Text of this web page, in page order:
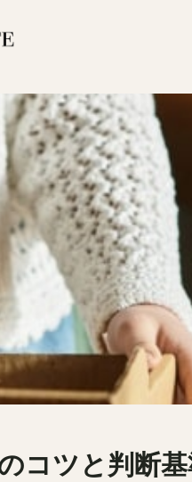
コツと判断